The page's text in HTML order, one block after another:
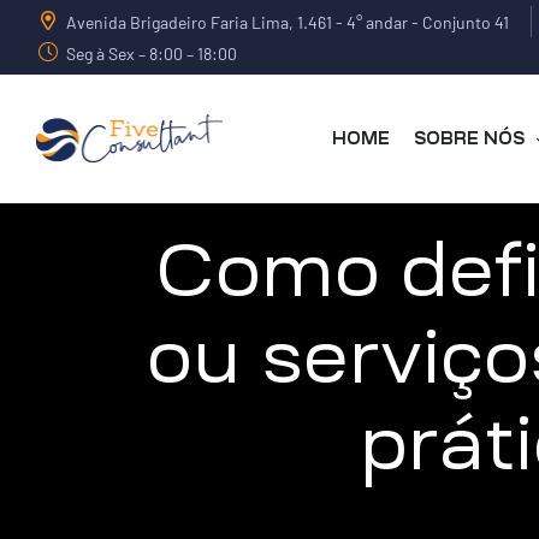
Avenida Brigadeiro Faria Lima, 1.461 - 4° andar - Conjunto 41
Seg à Sex – 8:00 – 18:00
HOME SOBRE NÓS
Como
ou